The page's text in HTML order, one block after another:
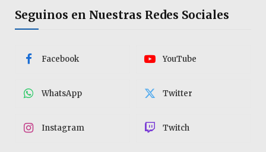
Seguinos en Nuestras Redes Sociales
Facebook YouTube
WhatsApp Twitter
Instagram Twitch